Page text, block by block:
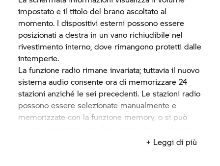
impostato e il titolo del brano ascoltato al
momento. I dispositivi esterni possono essere
posizionati a destra in un vano richiudibile nel
rivestimento interno, dove rimangono protetti dalle
intemperie.
La funzione radio rimane invariata; tuttavia il nuovo
sistema audio consente ora di memorizzare 24
stazioni anziché le sei precedenti. Le stazioni radio
possono essere selezionate manualmente e
memorizzate con la funzione memory, o si può
meglio (autostore). La stazione selezionata è
+ Leggi di più